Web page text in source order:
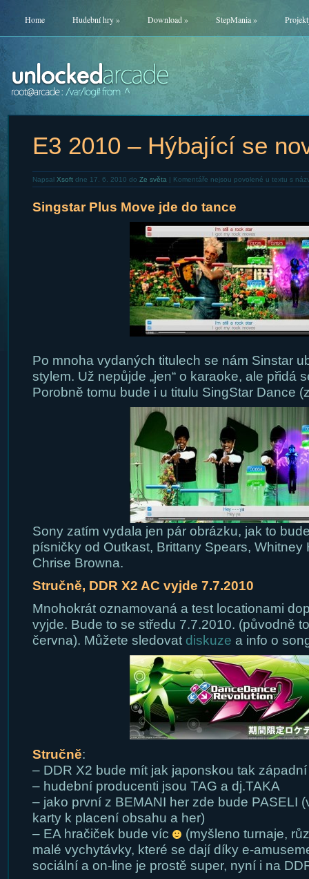
Home Hudební hry» Download» StepMania»
E3 2010 – Hýbající se
Napsal Xsoftdne 17. 6. 2010 do Ze světa | Komentáře nejsou povolené u textu s
Singstar Plus Move jde do tance
Po mnoha vydaných titulech se nám Sinstar
stylem. Už nepůjde „jen“ o karaoke, ale přidá
Porobně tomu bude i u titulu SingStar Dance
Sony zatím vydala jen pár obrázku, jak to
písničky od Outkast, Brittany Spears, Whitney
Chrise Browna.
Stručně, DDR X2 AC vyjde 7.7.2010
Mnohokrát oznamovaná a test locationami
vyjde. Bude to se středu 7.7.2010. (původně
června). Můžete sledovat diskuze a info o
Stručně:
– DDR X2 bude mít jak japonskou tak
– hudební producenti jsou TAG a dj.TAKA
– jako první z BEMANI her zde bude PASELI
karty k placení obsahu a her)
– EA hračiček bude víc
(myšleno turnaje,
malé vychytávky, které se dají díky e-
sociální a on-line je prostě super, nyní i na